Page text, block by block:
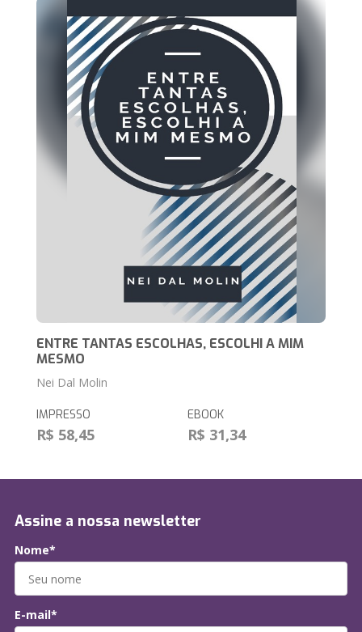
ENTRE TANTAS ESCOLHAS, ESCOLHI A MIM
MESMO
Nei Dal Molin
IMPRESSO
R$ 58,45
EBOOK
R$ 31,34
Assine a nossa newsletter
Nome*
E-mail*